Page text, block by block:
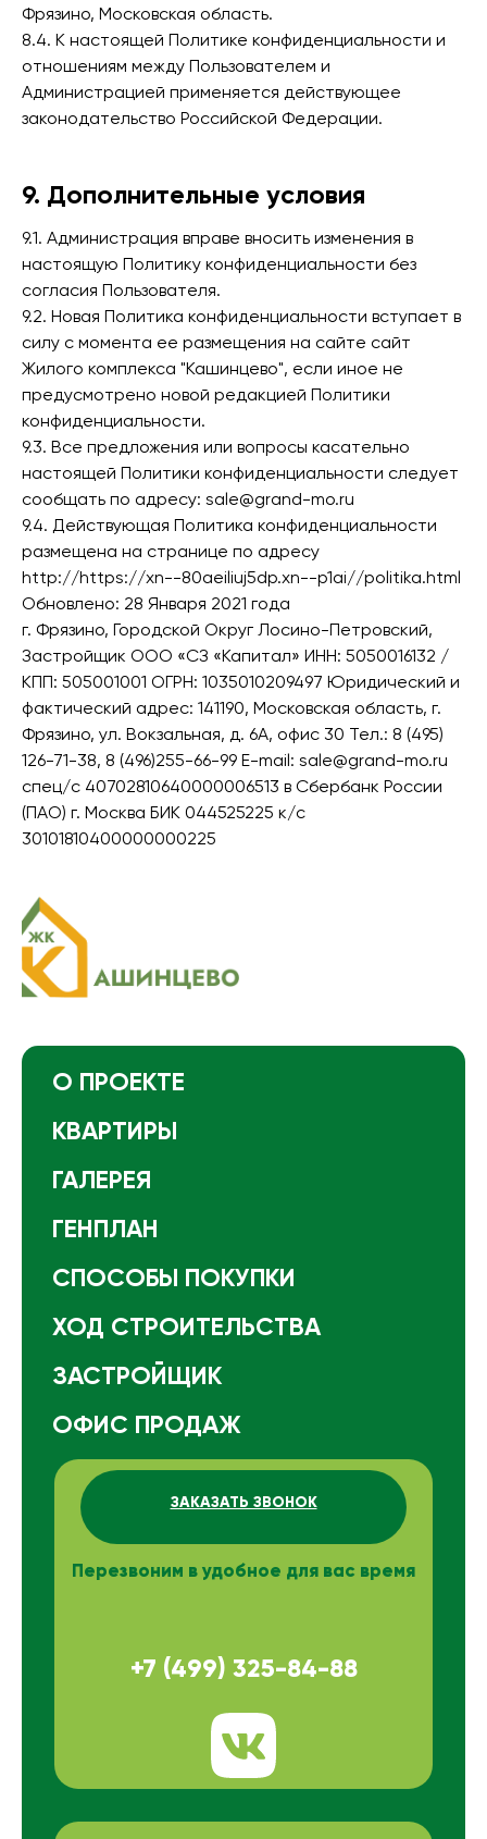
Фрязино, Московская область.
8.4. К настоящей Политике конфиденциальности и
отношениям между Пользователем и
Администрацией применяется действующее
законодательство Российской Федерации.
9. Дополнительные условия
9.1. Администрация вправе вносить изменения в
настоящую Политику конфиденциальности без
согласия Пользователя.
9.2. Новая Политика конфиденциальности вступает в
силу с момента ее размещения на сайте сайт
Жилого комплекса "Кашинцево", если иное не
предусмотрено новой редакцией Политики
конфиденциальности.
9.3. Все предложения или вопросы касательно
настоящей Политики конфиденциальности следует
сообщать по адресу: sale@grand-mo.ru
9.4. Действующая Политика конфиденциальности
размещена на странице по адресу
http://https://xn--80aeiliuj5dp.xn--p1ai//politika.html
Обновлено: 28 Января 2021 года
г. Фрязино, Городской Округ Лосино-Петровский,
Застройщик ООО «СЗ «Капитал» ИНН: 5050016132 /
КПП: 505001001 ОГРН: 1035010209497 Юридический и
фактический адрес: 141190, Московская область, г.
Фрязино, ул. Вокзальная, д. 6А, офис 30 Тел.: 8 (495)
126-71-38, 8 (496)255-66-99 E-mail: sale@grand-mo.ru
спец/с 40702810640000006513 в Сбербанк России
(ПАО) г. Москва БИК 044525225 к/с
30101810400000000225
О ПРОЕКТЕ
КВАРТИРЫ
ГАЛЕРЕЯ
ГЕНПЛАН
СПОСОБЫ ПОКУПКИ
ХОД СТРОИТЕЛЬСТВА
ЗАСТРОЙЩИК
ОФИС ПРОДАЖ
ЗАКАЗАТЬ ЗВОНОК
Перезвоним в удобное для вас время
+7 (499) 325-84-88